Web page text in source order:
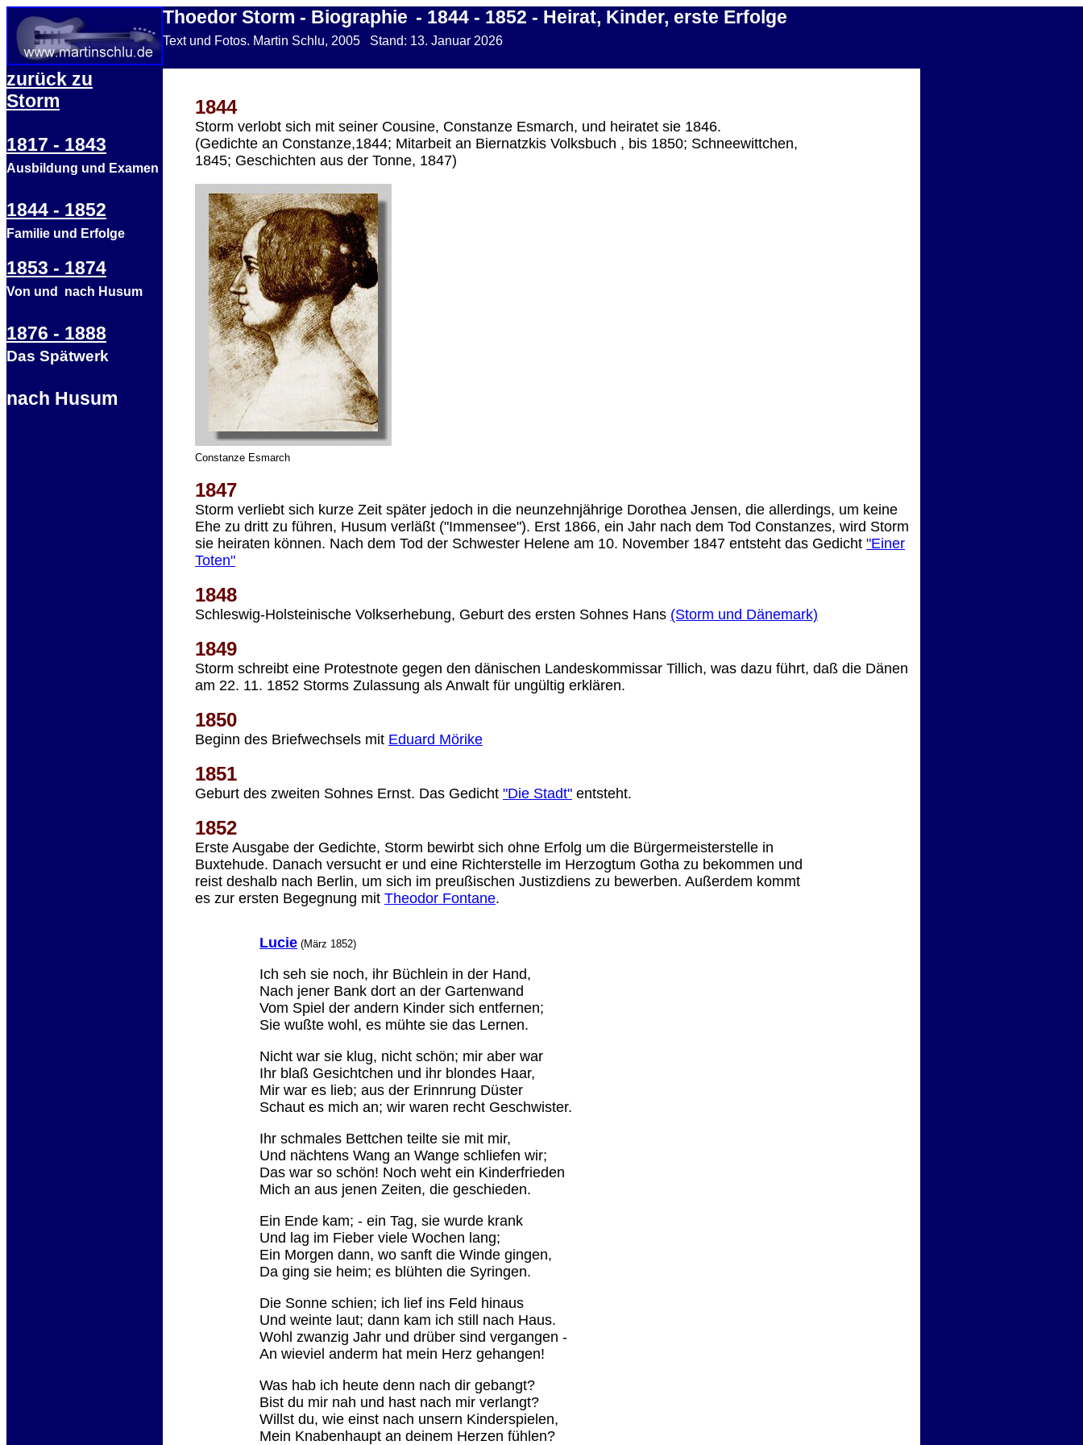
Thoedor Storm - Biographie - 1844 - 1852 - Heirat, Kinder, erste Erfolge
Text und Fotos. Martin Schlu, 2005 Stand: 13. Januar 2026
zurück zu
Storm
1817 - 1843
Ausbildung und Examen
1844 - 1852
Familie und Erfolge
1853 - 1874
Von und nach Husum
1876 - 1888
Das Spätwerk
nach Husum
1844
Storm verlobt sich mit seiner Cousine, Constanze Esmarch, und heiratet sie 1846.
(Gedichte an Constanze,1844; Mitarbeit an Biernatzkis Volksbuch , bis 1850; Schneewittchen,
1845; Geschichten aus der Tonne, 1847)
Constanze Esmarch
1847
Storm verliebt sich kurze Zeit später jedoch in die neunzehnjährige Dorothea Jensen, die allerdings, um keine
Ehe zu dritt zu führen, Husum verläßt ("Immensee"). Erst 1866, ein Jahr nach dem Tod Constanzes, wird Storm
sie heiraten können. Nach dem Tod der Schwester Helene am 10. November 1847 entsteht das Gedicht "Einer
Toten"
1848
Schleswig-Holsteinische Volkserhebung, Geburt des ersten Sohnes Hans (Storm und Dänemark)
1849
Storm schreibt eine Protestnote gegen den dänischen Landeskommissar Tillich, was dazu führt, daß die Dänen
am 22. 11. 1852 Storms Zulassung als Anwalt für ungültig erklären.
1850
Beginn des Briefwechsels mit Eduard Mörike
1851
Geburt des zweiten Sohnes Ernst. Das Gedicht "Die Stadt" entsteht.
1852
Erste Ausgabe der Gedichte, Storm bewirbt sich ohne Erfolg um die Bürgermeisterstelle in
Buxtehude. Danach versucht er und eine Richterstelle im Herzogtum Gotha zu bekommen und
reist deshalb nach Berlin, um sich im preußischen Justizdiens zu bewerben. Außerdem kommt
es zur ersten Begegnung mit Theodor Fontane.
Lucie (März 1852)
Ich seh sie noch, ihr Büchlein in der Hand,
Nach jener Bank dort an der Gartenwand
Vom Spiel der andern Kinder sich entfernen;
Sie wußte wohl, es mühte sie das Lernen.
Nicht war sie klug, nicht schön; mir aber war
Ihr blaß Gesichtchen und ihr blondes Haar,
Mir war es lieb; aus der Erinnrung Düster
Schaut es mich an; wir waren recht Geschwister.
Ihr schmales Bettchen teilte sie mit mir,
Und nächtens Wang an Wange schliefen wir;
Das war so schön! Noch weht ein Kinderfrieden
Mich an aus jenen Zeiten, die geschieden.
Ein Ende kam; - ein Tag, sie wurde krank
Und lag im Fieber viele Wochen lang;
Ein Morgen dann, wo sanft die Winde gingen,
Da ging sie heim; es blühten die Syringen.
Die Sonne schien; ich lief ins Feld hinaus
Und weinte laut; dann kam ich still nach Haus.
Wohl zwanzig Jahr und drüber sind vergangen -
An wieviel anderm hat mein Herz gehangen!
Was hab ich heute denn nach dir gebangt?
Bist du mir nah und hast nach mir verlangt?
Willst du, wie einst nach unsern Kinderspielen,
Mein Knabenhaupt an deinem Herzen fühlen?